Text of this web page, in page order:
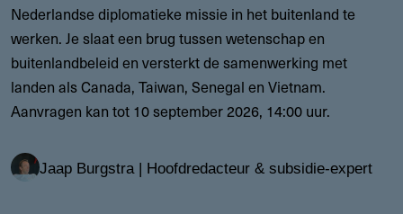
Nederlandse diplomatieke missie in het buitenland te
werken. Je slaat een brug tussen wetenschap en
buitenlandbeleid en versterkt de samenwerking met
landen als Canada, Taiwan, Senegal en Vietnam.
Aanvragen kan tot 10 september 2026, 14:00 uur.
Jaap Burgstra | Hoofdredacteur & subsidie-expert